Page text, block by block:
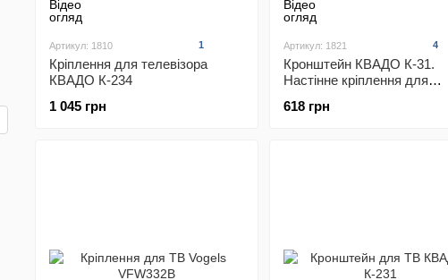
Артикул: 1810 1
Кріплення для телевізора
КВАДО К-234
1 045 грн
Артикул: 1821 4
Кронштейн КВАДО К-31.
Настінне кріплення для
618 грн